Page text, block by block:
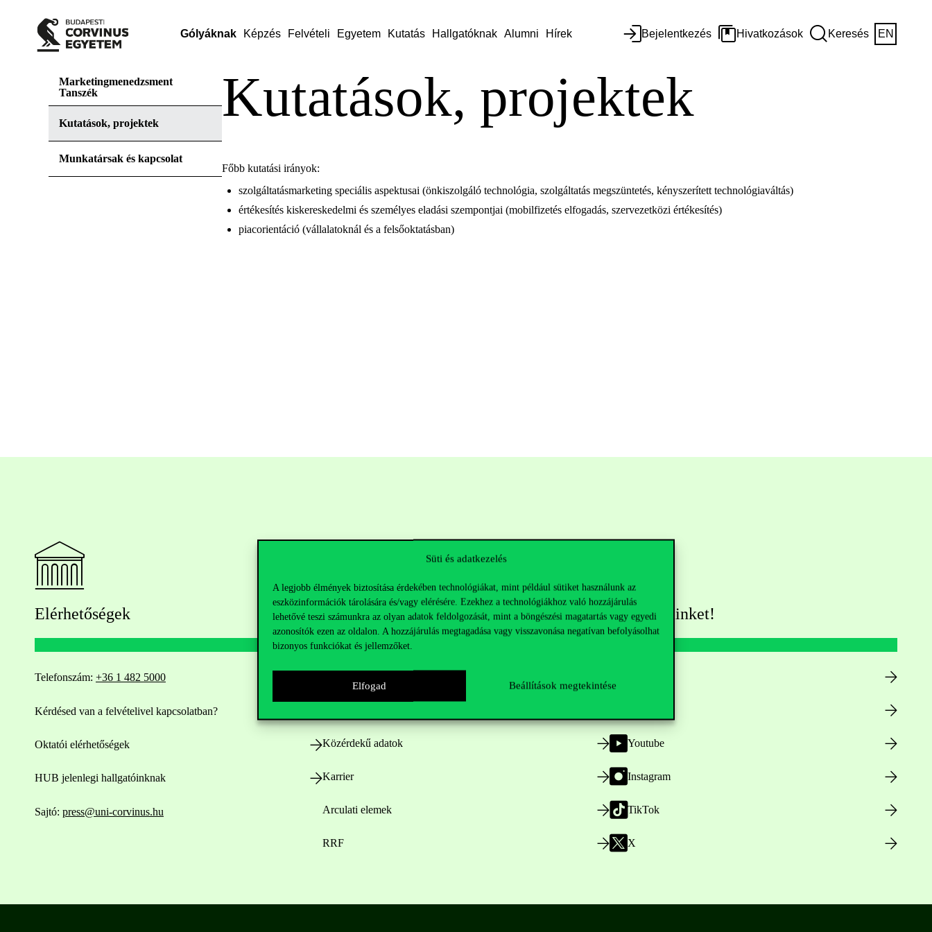
Süti és adatkezelés
A legjobb élmények biztosítása érdekében technológiákat, mint például sütiket használunk az
eszközinformációk tárolására és/vagy elérésére. Ezekhez a technológiákhoz való hozzájárulás
lehetővé teszi számunkra az olyan adatok feldolgozását, mint a böngészési magatartás vagy egyedi
azonosítók ezen az oldalon. A hozzájárulás megtagadása vagy visszavonása negatívan befolyásolhat
bizonyos funkciókat és jellemzőket.
Elfogad Beállítások megtekintése
Gólyáknak Képzés Felvételi Egyetem Kutatás Hallgatóknak Alumni Hírek Bejelentkezés Hivatkozások Keresés EN
Marketingmenedzsment
Tanszék
Kutatások, projektek
Munkatársak és kapcsolat
Kutatások, projektek
Főbb kutatási irányok:
szolgáltatásmarketing speciális aspektusai (önkiszolgáló technológia, szolgáltatás megszüntetés, kényszerített technológiaváltás)
értékesítés kiskereskedelmi és személyes eladási szempontjai (mobilfizetés elfogadás, szervezetközi értékesítés)
piacorientáció (vállalatoknál és a felsőoktatásban)
Elérhetőségek
Telefonszám: +36 1 482 5000
Kérdésed van a felvételivel kapcsolatban?
Oktatói elérhetőségek
HUB jelenlegi hallgatóinknak
Sajtó: press@uni-corvinus.hu
Hasznos linkek
Közérdekű adatok
Karrier
Arculati elemek
RRF
Kövess minket!
Youtube
Instagram
TikTok
X